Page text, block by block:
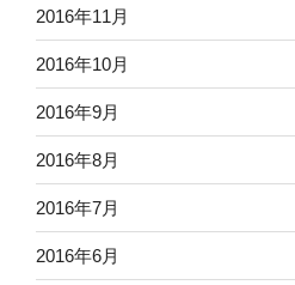
2016年11月
2016年10月
2016年9月
2016年8月
2016年7月
2016年6月